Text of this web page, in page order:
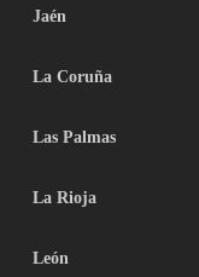
Jaén
La Coruña
Las Palmas
La Rioja
León